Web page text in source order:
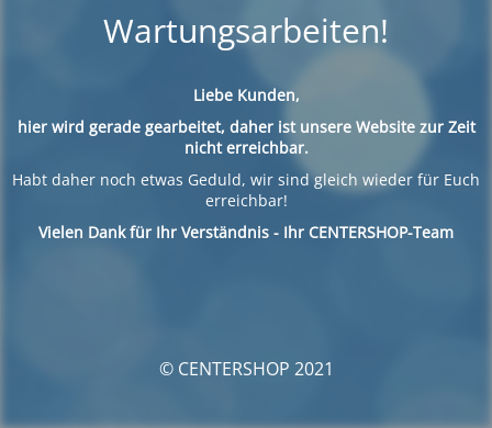
Wartungsarbeiten!
Liebe Kunden,
hier wird gerade gearbeitet, daher ist unsere Website zur Zeit
nicht erreichbar.
Habt daher noch etwas Geduld, wir sind gleich wieder für Euch
erreichbar!
Vielen Dank für Ihr Verständnis - Ihr CENTERSHOP-Team
© CENTERSHOP 2021